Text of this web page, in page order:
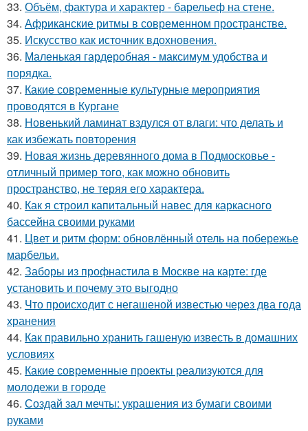
33. Объём, фактура и характер - барельеф на стене.
34. Африканские ритмы в современном пространстве.
35. Искусство как источник вдохновения.
36. Маленькая гардеробная - максимум удобства и
порядка.
37. Какие современные культурные мероприятия
проводятся в Кургане
38. Новенький ламинат вздулся от влаги: что делать и
как избежать повторения
39. Новая жизнь деревянного дома в Подмосковье -
отличный пример того, как можно обновить
пространство, не теряя его характера.
40. Как я строил капитальный навес для каркасного
бассейна своими руками
41. Цвет и ритм форм: обновлённый отель на побережье
марбельи.
42. Заборы из профнастила в Москве на карте: где
установить и почему это выгодно
43. Что происходит с негашеной известью через два года
хранения
44. Как правильно хранить гашеную известь в домашних
условиях
45. Какие современные проекты реализуются для
молодежи в городе
46. Создай зал мечты: украшения из бумаги своими
руками